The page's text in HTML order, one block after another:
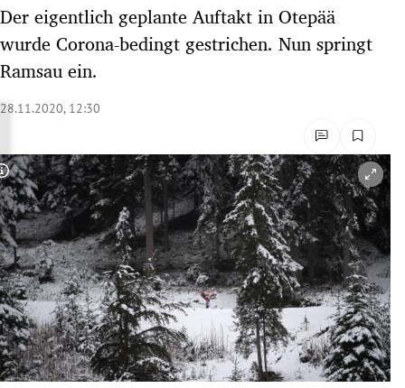
Untermenü
Untermenü
Untermenü
Untermenü
Untermenü
Untermenü
Untermenü
Untermenü
Untermenü
Der eigentlich geplante Auftakt in Otepää
wurde Corona-bedingt gestrichen. Nun springt
Ramsau ein.
28.11.2020, 12:30
Copyright-Hinweis öffnen/schließen